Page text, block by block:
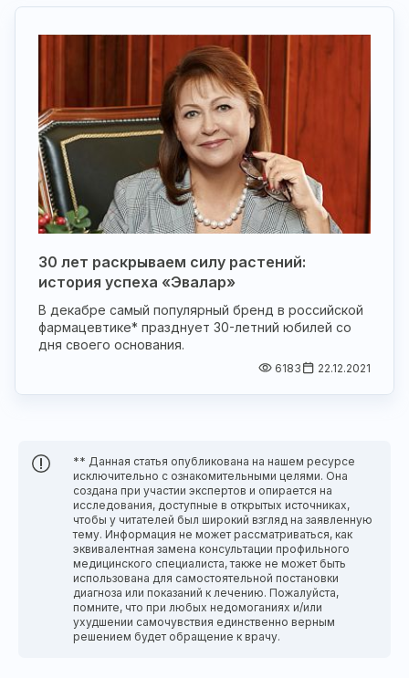
30 лет раскрываем силу растений:
история успеха «Эвалар»
В декабре самый популярный бренд в российской
фармацевтике* празднует 30-летний юбилей со
дня своего основания.
6183 22.12.2021
** Данная статья опубликована на нашем ресурсе
исключительно с ознакомительными целями. Она
создана при участии экспертов и опирается на
исследования, доступные в открытых источниках,
чтобы у читателей был широкий взгляд на заявленную
тему. Информация не может рассматриваться, как
эквивалентная замена консультации профильного
медицинского специалиста, также не может быть
использована для самостоятельной постановки
диагноза или показаний к лечению. Пожалуйста,
помните, что при любых недомоганиях и/или
ухудшении самочувствия единственно верным
решением будет обращение к врачу.